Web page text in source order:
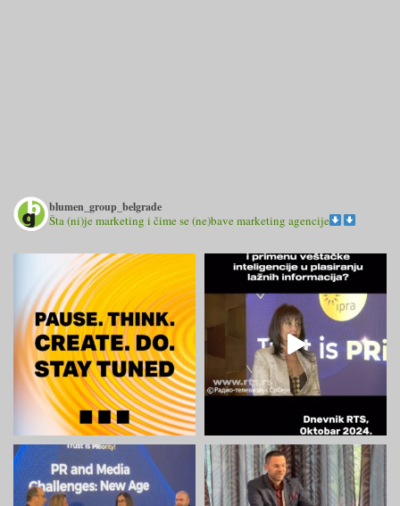
blumen_group_belgrade
Šta (ni)je marketing i čime se (ne)bave marketing agencije